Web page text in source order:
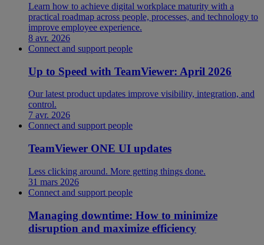
Learn how to achieve digital workplace maturity with a
practical roadmap across people, processes, and technology to
improve employee experience.
8 avr. 2026
Connect and support people
Up to Speed with TeamViewer: April 2026
Our latest product updates improve visibility, integration, and
control.
7 avr. 2026
Connect and support people
TeamViewer ONE UI updates
Less clicking around. More getting things done.
31 mars 2026
Connect and support people
Managing downtime: How to minimize
disruption and maximize efficiency